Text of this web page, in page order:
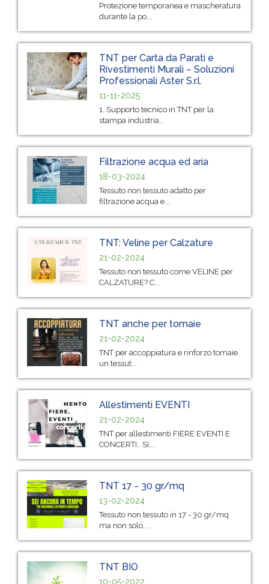
Protezione temporanea e mascheratura
durante la po...
TNT per Carta da Parati e
Rivestimenti Murali – Soluzioni
Professionali Aster S.r.l.
11-11-2025
1. Supporto tecnico in TNT per la
stampa industria...
Filtrazione acqua ed aria
18-03-2024
Tessuto non tessuto adatto per
filtrazione acqua e...
TNT: Veline per Calzature
21-02-2024
Tessuto non tessuto come VELINE per
CALZATURE? C...
TNT anche per tomaie
21-02-2024
TNT per accoppiatura e rinforzo tomaie.
un tessut...
Allestimenti EVENTI
21-02-2024
TNT per allestimenti FIERE EVENTI E
CONCERTI.. SI,...
TNT 17 - 30 gr/mq
13-02-2024
Tessuto non tessuto in 17 - 30 gr/mq
ma non solo, ...
TNT BIO
10-05-2022